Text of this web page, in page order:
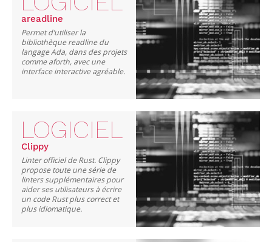
areadline
Permet d’utiliser la
bibliothèque readline du
langage Ada, dans des projets
comme aforth, avec une
interface interactive agréable.
LOGICIEL
Clippy
Linter officiel de Rust. Clippy
propose toute une série de
linters supplémentaires pour
aider ses utilisateurs à écrire
un code Rust plus correct et
plus idiomatique.